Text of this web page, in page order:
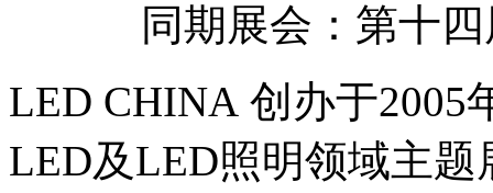
同期展会：第十四届
LED CHINA 创办于2005
LED及LED照明领域主